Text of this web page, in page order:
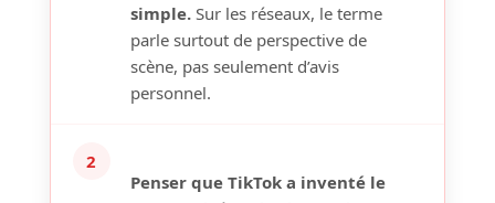
simple.Sur les réseaux, le terme
parle surtout de perspective de
scène, pas seulement d’avis
personnel.
2
Penser que TikTok a inventé le